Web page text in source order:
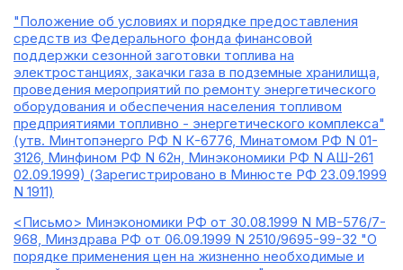
"Положение об условиях и порядке предоставления
средств из Федерального фонда финансовой
поддержки сезонной заготовки топлива на
электростанциях, закачки газа в подземные хранилища,
проведения мероприятий по ремонту энергетического
оборудования и обеспечения населения топливом
предприятиями топливно - энергетического комплекса"
(утв. Минтопэнерго РФ N К-6776, Минатомом РФ N 01-
3126, Минфином РФ N 62н, Минэкономики РФ N АШ-261
02.09.1999) (Зарегистрировано в Минюсте РФ 23.09.1999
N 1911)
<Письмо> Минэкономики РФ от 30.08.1999 N МВ-576/7-
968, Минздрава РФ от 06.09.1999 N 2510/9695-99-32 "О
порядке применения цен на жизненно необходимые и